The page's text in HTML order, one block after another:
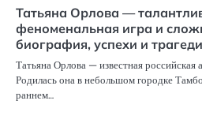
Татьяна Орлова —
феноменальная игра и
биография, успехи и
Татьяна Орлова — известная российская
Родилась она в небольшом городке
раннем…